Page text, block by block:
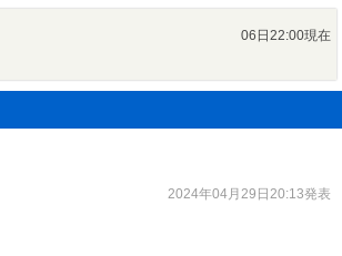
06日22:00現在
2024年04月29日20:13発表